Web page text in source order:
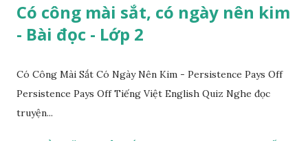
Có công mài sắt, có ngày nên kim
- Bài đọc - Lớp 2
Có Công Mài Sắt Có Ngày Nên Kim - Persistence Pays Off
Persistence Pays Off Tiếng Việt English Quiz Nghe đọc
truyện...